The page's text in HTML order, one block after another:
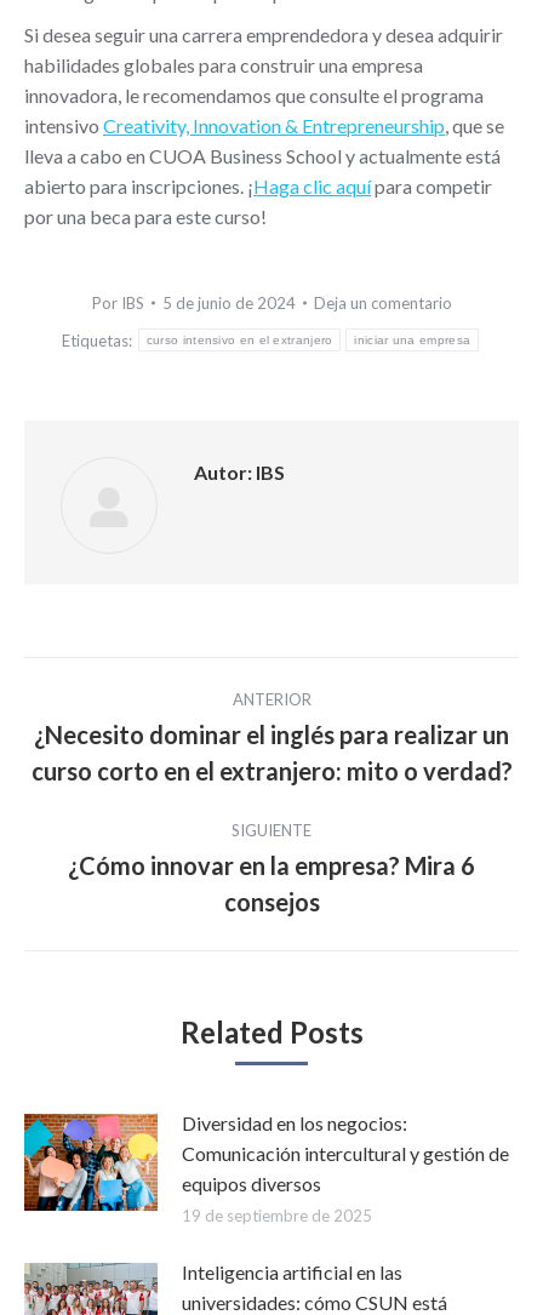
Si desea seguir una carrera emprendedora y desea adquirir
habilidades globales para construir una empresa
innovadora, le recomendamos que consulte el programa
intensivo Creativity, Innovation & Entrepreneurship, que se
lleva a cabo en CUOA Business School y actualmente está
abierto para inscripciones. ¡Haga clic aquípara competir
por una beca para este curso!
Por IBS 5 de junio de 2024
Deja un comentario
Etiquetas:
curso intensivo en el extranjero iniciar una empresa
Autor: IBS
entre
publicaciones
ANTERIOR
Publicación
anterior:
¿Necesito dominar el inglés para realizar un
curso corto en el extranjero: mito o verdad?
SIGUIENTE
Publicación
siguiente:
¿Cómo innovar en la empresa? Mira 6
consejos
Related Posts
Diversidad en los negocios:
Comunicación intercultural y gestión de
equipos diversos
19 de septiembre de 2025
Inteligencia artificial en las
universidades: cómo CSUN está